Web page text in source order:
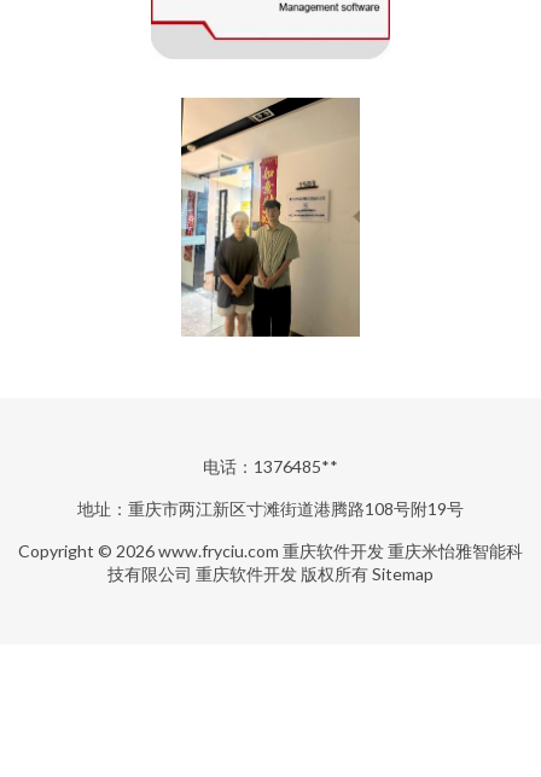
电话：1376485**
地址：重庆市两江新区寸滩街道港腾路108号附19号
Copyright © 2026www.fryciu.com 重庆软件开发重庆米怡雅智能科
技有限公司 重庆软件开发 版权所有Sitemap